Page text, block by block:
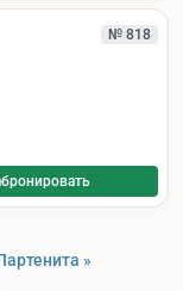
№ 818
»